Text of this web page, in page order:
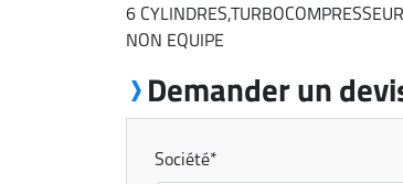
6
NON EQUIPE
Demander un
Société*